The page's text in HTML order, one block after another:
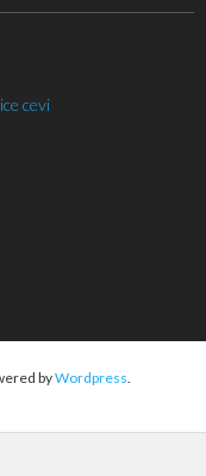
cevi
byWordpress.